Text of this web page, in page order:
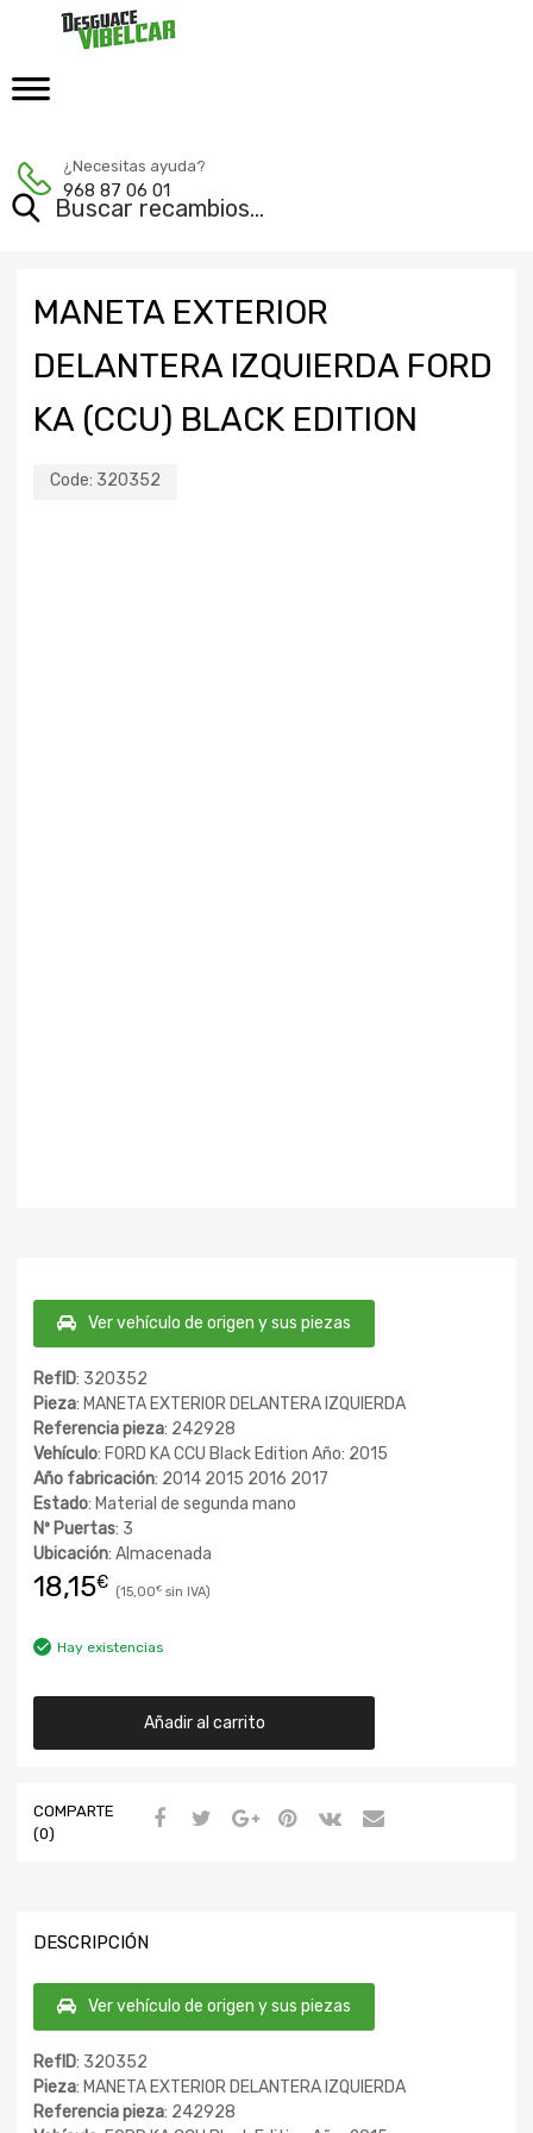
¿Necesitas ayuda?
968 87 06 01
MANETA EXTERIOR
DELANTERA IZQUIERDA FORD
KA (CCU) BLACK EDITION
Code: 320352
Ver vehículo de origen y sus piezas
RefID: 320352
Pieza: MANETA EXTERIOR DELANTERA IZQUIERDA
Referencia pieza: 242928
Vehículo: FORD KA CCU Black Edition Año: 2015
Año fabricación: 2014 2015 2016 2017
Estado: Material de segunda mano
Nº Puertas: 3
Ubicación: Almacenada
18,15€ 15,00€
Hay existencias
Añadir al carrito
COMPARTE
(0)
DESCRIPCIÓN
Ver vehículo de origen y sus piezas
RefID: 320352
Pieza: MANETA EXTERIOR DELANTERA IZQUIERDA
Referencia pieza: 242928